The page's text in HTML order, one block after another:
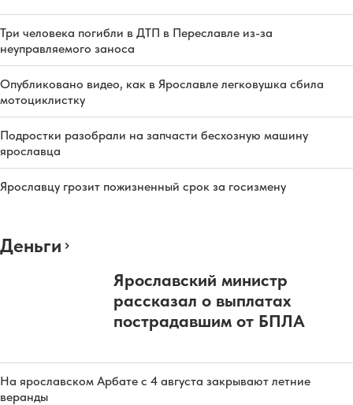
Три человека погибли в ДТП в Переславле из-за
неуправляемого заноса
Опубликовано видео, как в Ярославле легковушка сбила
мотоциклистку
Подростки разобрали на запчасти бесхозную машину
ярославца
Ярославцу грозит пожизненный срок за госизмену
Деньги
Ярославский министр
рассказал о выплатах
пострадавшим от БПЛА
На ярославском Арбате с 4 августа закрывают летние
веранды